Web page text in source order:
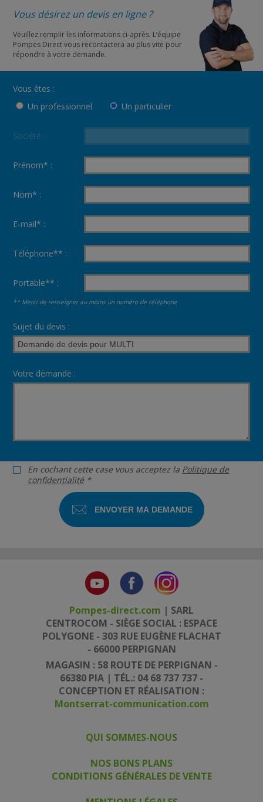
Vous désirez un devis en ligne ?
Veuillez remplir les informations ci-après. L’équipe
Pompes Direct vous recontactera au plus vite pour
répondre à votre demande.
Vous êtes :
Un professionnel
Un particulier
Société :
Prénom* :
Nom* :
E-mail* :
Téléphone** :
Portable** :
** Merci de renseigner au moins un numéro de téléphone
Sujet du devis :
Votre demande :
En cochant cette case vous acceptez la Politique de
confidentialité*
Pompes-direct.com | SARL
CENTROCOM - SIÈGE SOCIAL : ESPACE
POLYGONE - 303 RUE EUGÈNE FLACHAT
- 66000 PERPIGNAN
MAGASIN : 58 ROUTE DE PERPIGNAN -
66380 PIA | TÉL.: 04 68 737 737 -
CONCEPTION ET RÉALISATION :
Montserrat-communication.com
QUI SOMMES-NOUS
NOS BONS PLANS
CONDITIONS GÉNÉRALES DE VENTE